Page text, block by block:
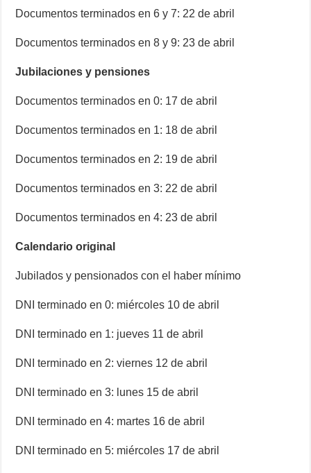
Documentos terminados en 6 y 7: 22 de abril
Documentos terminados en 8 y 9: 23 de abril
Jubilaciones y pensiones
Documentos terminados en 0: 17 de abril
Documentos terminados en 1: 18 de abril
Documentos terminados en 2: 19 de abril
Documentos terminados en 3: 22 de abril
Documentos terminados en 4: 23 de abril
Calendario original
Jubilados y pensionados con el haber mínimo
DNI terminado en 0: miércoles 10 de abril
DNI terminado en 1: jueves 11 de abril
DNI terminado en 2: viernes 12 de abril
DNI terminado en 3: lunes 15 de abril
DNI terminado en 4: martes 16 de abril
DNI terminado en 5: miércoles 17 de abril